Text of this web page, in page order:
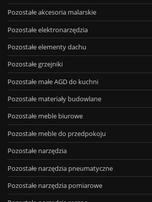
Pozostałe akcesoria malarskie
Pozostałe elektronarzędzia
Pozostałe elementy dachu
Pozostałe grzejniki
Pozostałe małe AGD do kuchni
Pozostałe materiały budowlane
Pozostałe meble biurowe
Pozostałe meble do przedpokoju
Pozostałe narzędzia
Pozostałe narzędzia pneumatyczne
Pozostałe narzędzia pomiarowe